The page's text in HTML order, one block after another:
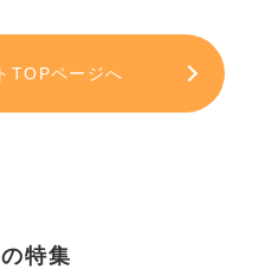
TOPページへ
特集